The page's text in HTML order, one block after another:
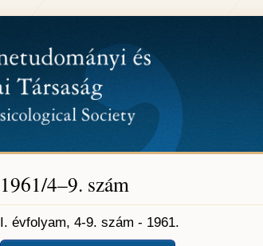
1961/4–9. szám
I. évfolyam, 4-9. szám - 1961.